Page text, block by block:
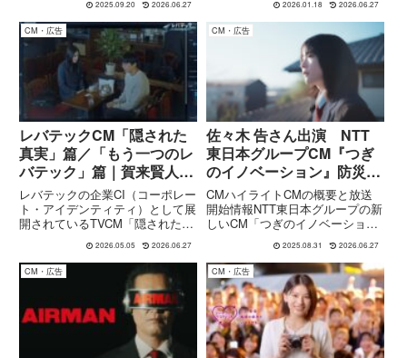
風味強めなので、一緒に振り返ろ
う。項目内容CMタイトル「アイ
ドルマツコ」篇 出演マツコ・デ
ラックス 放送開始日202...
2025.09.20 2026.06.27
坂美海（はやさか みう）さん を
起用し、等身大の表情で揺れる気
持ちを表現しています。受験や新
たな挑戦を前にした若者の日常...
2026.01.18 2026.06.27
CM・広告
レバテックCM「隠された
真実」篇／「もう一つのレ
バテック」篇｜賀来賢人・
八木莉可子ほか出演の企業
CI
レバテックの企業CI（コーポレー
ト・アイデンティティ）として展
開されているTVCM「隠された真
ック」篇は、IT人材のキャリアや
働き方に新たな視点を提示するス
トーリー性の高い映像作品です。
出演は、賀来賢人、八木莉...
2026.05.05 2026.06.27
CM・広告
佐々木 告さん出演 NTT
東日本グループCM『つぎ
のイノベーション』防災
篇 楽曲 葉音（はおと）
さん『めぐれ』
CMハイライトCMの概要と放送
開始情報NTT東日本グループの新
しいCM「つぎのイノベーショ
ご紹介します。放送開始日2025
年1月22日より全国でオンエアが
スタートしました。バージョン展
開CMには60秒版と30秒...
2025.08.31 2026.06.27
CM・広告 CM・広告